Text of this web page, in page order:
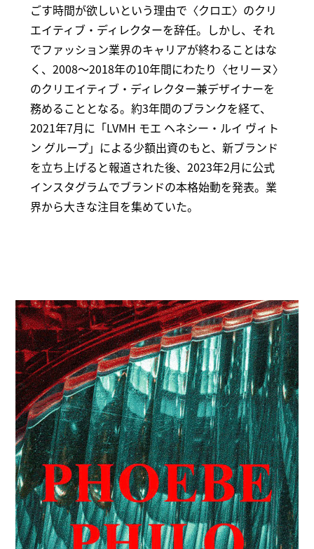
ごす時間が欲しいという理由で〈クロエ〉のクリ
エイティブ・ディレクターを辞任。しかし、それ
でファッション業界のキャリアが終わることはな
く、2008～2018年の10年間にわたり〈セリーヌ〉
のクリエイティブ・ディレクター兼デザイナーを
務めることとなる。約3年間のブランクを経て、
2021年7月に「LVMH モエ ヘネシー・ルイ ヴィト
ン グループ」による少額出資のもと、新ブランド
を立ち上げると報道された後、2023年2月に公式
インスタグラムでブランドの本格始動を発表。業
界から大きな注目を集めていた。